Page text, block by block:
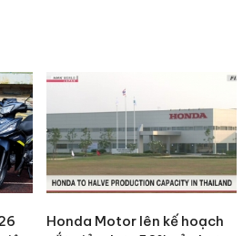
Honda Motor lên kế hoạch